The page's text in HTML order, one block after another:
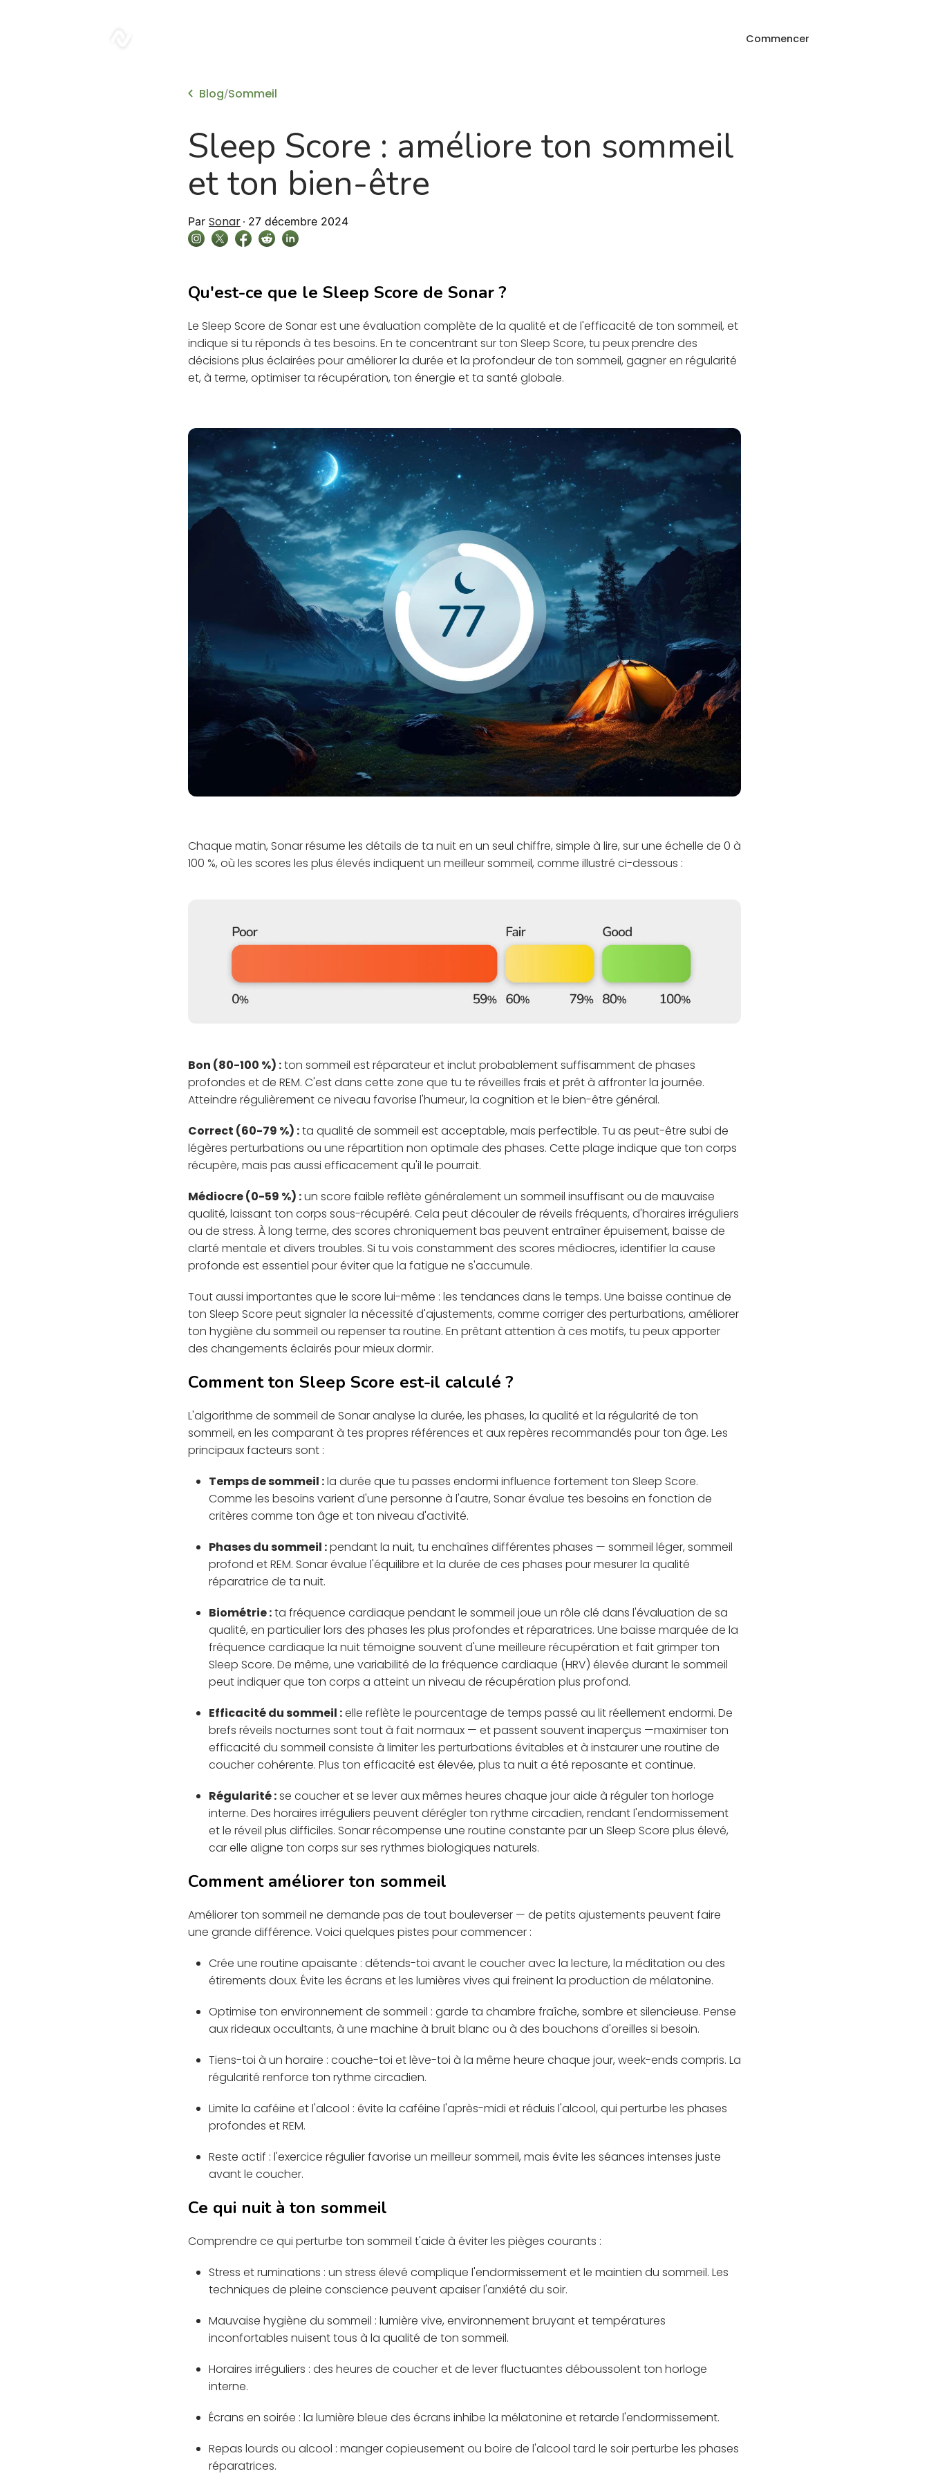
Commencer
Blog/Sommeil
Sleep Score : améliore ton sommeil
et ton bien-être
Par Sonar 27 décembre 2024
Qu'est-ce que le Sleep Score de Sonar ?
Le Sleep Score de Sonar est une évaluation complète de la qualité et de l'efficacité de ton sommeil, et
indique si tu réponds à tes besoins. En te concentrant sur ton Sleep Score, tu peux prendre des
décisions plus éclairées pour améliorer la durée et la profondeur de ton sommeil, gagner en régularité
et, à terme, optimiser ta récupération, ton énergie et ta santé globale.
Chaque matin, Sonar résume les détails de ta nuit en un seul chiffre, simple à lire, sur une échelle de 0 à
100 %, où les scores les plus élevés indiquent un meilleur sommeil, comme illustré ci-dessous :
Bon (80-100 %) :ton sommeil est réparateur et inclut probablement suffisamment de phases
profondes et de REM. C'est dans cette zone que tu te réveilles frais et prêt à affronter la journée.
Atteindre régulièrement ce niveau favorise l'humeur, la cognition et le bien-être général.
Correct (60-79 %) :ta qualité de sommeil est acceptable, mais perfectible. Tu as peut-être subi de
légères perturbations ou une répartition non optimale des phases. Cette plage indique que ton corps
récupère, mais pas aussi efficacement qu'il le pourrait.
Médiocre (0-59 %) :un score faible reflète généralement un sommeil insuffisant ou de mauvaise
qualité, laissant ton corps sous-récupéré. Cela peut découler de réveils fréquents, d'horaires irréguliers
ou de stress. À long terme, des scores chroniquement bas peuvent entraîner épuisement, baisse de
clarté mentale et divers troubles. Si tu vois constamment des scores médiocres, identifier la cause
profonde est essentiel pour éviter que la fatigue ne s'accumule.
Tout aussi importantes que le score lui-même : les tendances dans le temps. Une baisse continue de
ton Sleep Score peut signaler la nécessité d'ajustements, comme corriger des perturbations, améliorer
ton hygiène du sommeil ou repenser ta routine. En prêtant attention à ces motifs, tu peux apporter
des changements éclairés pour mieux dormir.
Comment ton Sleep Score est-il calculé ?
L'algorithme de sommeil de Sonar analyse la durée, les phases, la qualité et la régularité de ton
sommeil, en les comparant à tes propres références et aux repères recommandés pour ton âge. Les
principaux facteurs sont :
Temps de sommeil :la durée que tu passes endormi influence fortement ton Sleep Score.
Comme les besoins varient d'une personne à l'autre, Sonar évalue tes besoins en fonction de
critères comme ton âge et ton niveau d'activité.
Phases du sommeil :pendant la nuit, tu enchaînes différentes phases — sommeil léger, sommeil
profond et REM. Sonar évalue l'équilibre et la durée de ces phases pour mesurer la qualité
réparatrice de ta nuit.
Biométrie :ta fréquence cardiaque pendant le sommeil joue un rôle clé dans l'évaluation de sa
qualité, en particulier lors des phases les plus profondes et réparatrices. Une baisse marquée de la
fréquence cardiaque la nuit témoigne souvent d'une meilleure récupération et fait grimper ton
Sleep Score. De même, une variabilité de la fréquence cardiaque (HRV) élevée durant le sommeil
peut indiquer que ton corps a atteint un niveau de récupération plus profond.
Efficacité du sommeil :elle reflète le pourcentage de temps passé au lit réellement endormi. De
brefs réveils nocturnes sont tout à fait normaux — et passent souvent inaperçus —maximiser ton
efficacité du sommeil consiste à limiter les perturbations évitables et à instaurer une routine de
coucher cohérente. Plus ton efficacité est élevée, plus ta nuit a été reposante et continue.
Régularité :se coucher et se lever aux mêmes heures chaque jour aide à réguler ton horloge
interne. Des horaires irréguliers peuvent dérégler ton rythme circadien, rendant l'endormissement
et le réveil plus difficiles. Sonar récompense une routine constante par un Sleep Score plus élevé,
car elle aligne ton corps sur ses rythmes biologiques naturels.
Comment améliorer ton sommeil
Améliorer ton sommeil ne demande pas de tout bouleverser — de petits ajustements peuvent faire
une grande différence. Voici quelques pistes pour commencer :
Crée une routine apaisante : détends-toi avant le coucher avec la lecture, la méditation ou des
étirements doux. Évite les écrans et les lumières vives qui freinent la production de mélatonine.
Optimise ton environnement de sommeil : garde ta chambre fraîche, sombre et silencieuse. Pense
aux rideaux occultants, à une machine à bruit blanc ou à des bouchons d'oreilles si besoin.
Tiens-toi à un horaire : couche-toi et lève-toi à la même heure chaque jour, week-ends compris. La
régularité renforce ton rythme circadien.
Limite la caféine et l'alcool : évite la caféine l'après-midi et réduis l'alcool, qui perturbe les phases
profondes et REM.
Reste actif : l'exercice régulier favorise un meilleur sommeil, mais évite les séances intenses juste
avant le coucher.
Ce qui nuit à ton sommeil
Comprendre ce qui perturbe ton sommeil t'aide à éviter les pièges courants :
Stress et ruminations : un stress élevé complique l'endormissement et le maintien du sommeil. Les
techniques de pleine conscience peuvent apaiser l'anxiété du soir.
Mauvaise hygiène du sommeil : lumière vive, environnement bruyant et températures
inconfortables nuisent tous à la qualité de ton sommeil.
Horaires irréguliers : des heures de coucher et de lever fluctuantes déboussolent ton horloge
interne.
Écrans en soirée : la lumière bleue des écrans inhibe la mélatonine et retarde l'endormissement.
Repas lourds ou alcool : manger copieusement ou boire de l'alcool tard le soir perturbe les phases
réparatrices.